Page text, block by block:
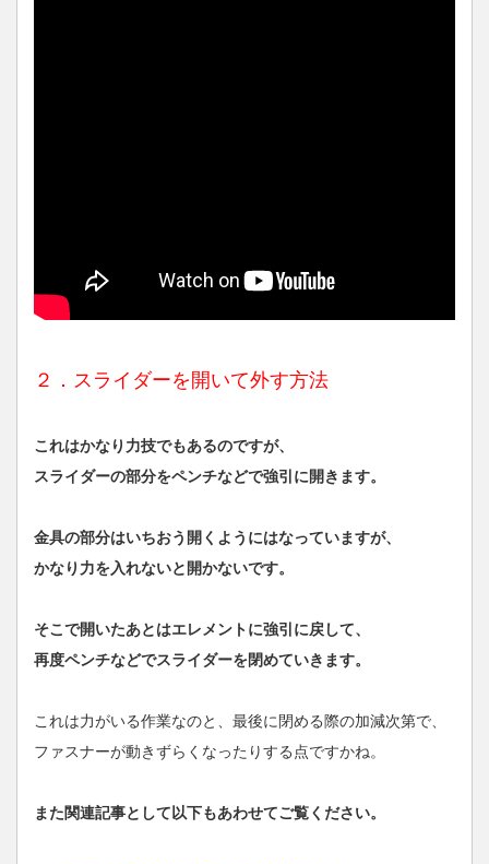
２．スライダーを開いて外す方法
これはかなり力技でもあるのですが、
スライダーの部分をペンチなどで強引に開きます。
金具の部分はいちおう開くようにはなっていますが、
かなり力を入れないと開かないです。
そこで開いたあとはエレメントに強引に戻して、
再度ペンチなどでスライダーを閉めていきます。
これは力がいる作業なのと、最後に閉める際の加減次第で、
ファスナーが動きずらくなったりする点ですかね。
また関連記事として以下もあわせてご覧ください。